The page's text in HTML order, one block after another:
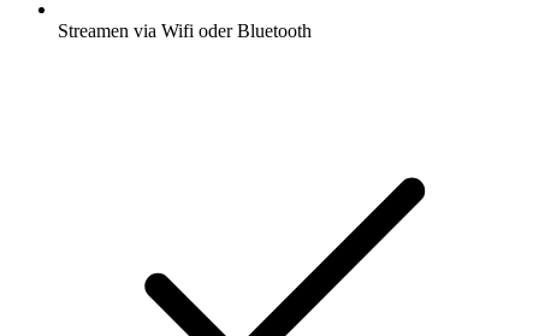
Streamen via Wifi oder Bluetooth